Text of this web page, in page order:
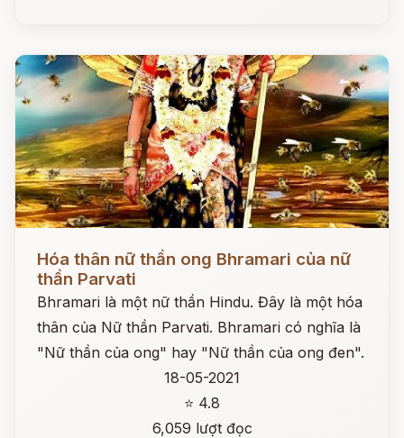
Hóa thân nữ thần ong Bhramari của nữ
thần Parvati
Bhramari là một nữ thần Hindu. Đây là một hóa
thân của Nữ thần Parvati. Bhramari có nghĩa là
"Nữ thần của ong" hay "Nữ thần của ong đen".
18-05-2021
⭐ 4.8
6,059 lượt đọc